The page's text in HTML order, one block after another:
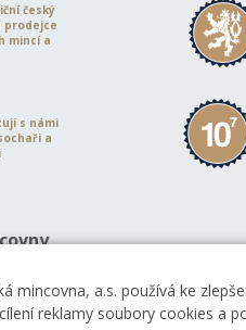
český
prodejce
mincí a
s námi
a
mincovna, a.s. používá ke
reklamy soubory cookies a